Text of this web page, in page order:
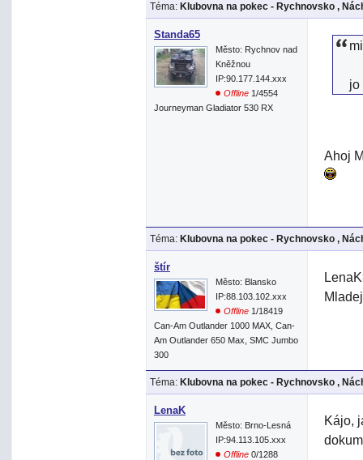
Téma: Klubovna na pokec - Rychnovsko ,
Standa65
Město: Rychnov nad
Kněžnou
IP:90.177.144.xxx
Offline 1/4554
Journeyman Gladiator 530 RX
jo
Ahoj
Téma: Klubovna na pokec - Rychnovsko ,
štír
Město: Blansko
IP:88.103.102.xxx
Offline 1/18419
Can-Am Outlander 1000 MAX, Can-
Am Outlander 650 Max, SMC Jumbo
300
Téma: Klubovna na pokec - Rychnovsko ,
LenaK
Město: Brno-Lesná
IP:94.113.105.xxx
Offline 0/1288
Kájo,